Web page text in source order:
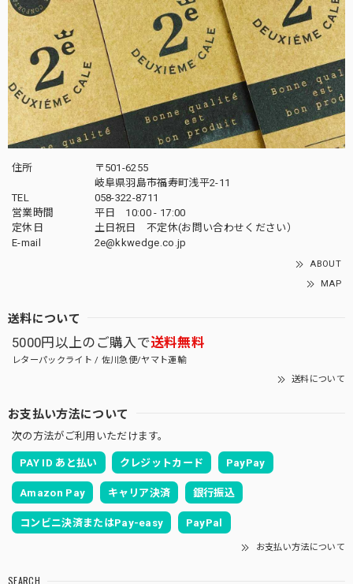
住所
〒501-6255
岐阜県羽島市福寿町浅平2-11
TEL
058-322-8711
営業時間
平日 10:00 - 17:00
定休日
土日祝日 不定休(お問い合わせください）
E-mail
2e@kkwedge.co.jp
ABOUT
MAP
送料について
5000円以上のご購入で送料無料
レターパックライト / 佐川急便/ヤマト運輸
送料について
お支払い方法について
次の方法がご利用いただけます。
PAY ID あと払い クレジットカード PayPay
Amazon Pay キャリア決済 銀行振込
コンビニ決済またはPay-easy PayPal
お支払い方法について
SEARCH